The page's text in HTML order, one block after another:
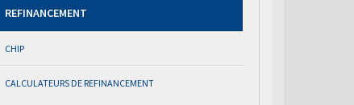
REFINANCEMENT
CHIP
CALCULATEURS DE REFINANCEMENT